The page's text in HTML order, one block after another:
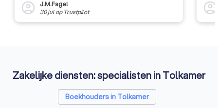
account_circle
J.M.Fagel
30 julop Trustpilot account_circle
Zakelijke diensten: specialisten in Tolkamer
Boekhouders in Tolkamer